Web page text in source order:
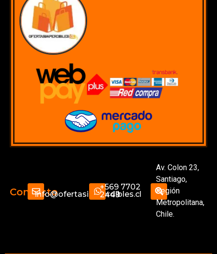
Contactoinfo@ofertasimperdibles.cl
+569 7702
2449
Av. Colon 23,
Santiago,
Región
Metropolitana,
Chile.